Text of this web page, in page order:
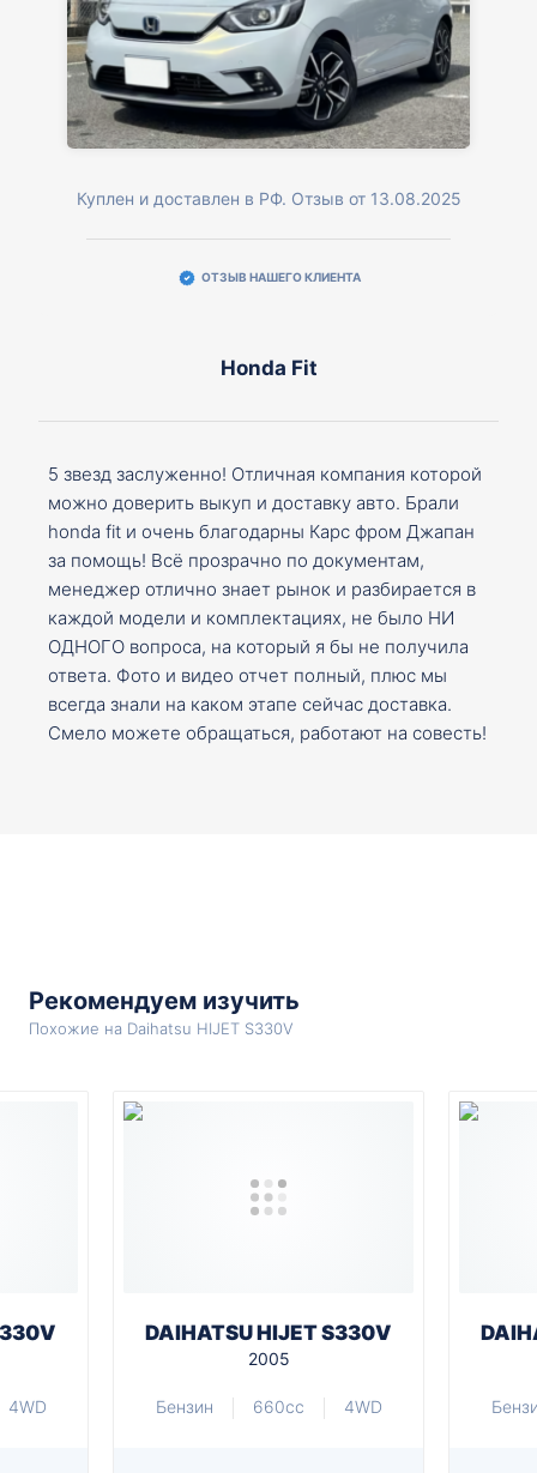
Куплен и доставлен в РФ. Отзыв от 13.08.2025
ОТЗЫВ НАШЕГО КЛИЕНТА
Honda Fit
5 звезд заслуженно! Отличная компания которой
можно доверить выкуп и доставку авто. Брали
honda fit и очень благодарны Карс фром Джапан
за помощь! Всё прозрачно по документам,
менеджер отлично знает рынок и разбирается в
каждой модели и комплектациях, не было НИ
ОДНОГО вопроса, на который я бы не получила
ответа. Фото и видео отчет полный, плюс мы
всегда знали на каком этапе сейчас доставка.
Смело можете обращаться, работают на совесть!
Рекомендуем изучить
Похожие на Daihatsu HIJET S330V
4WD
DAIHATSU HIJET S330V
2005
Бензин 660cc 4WD